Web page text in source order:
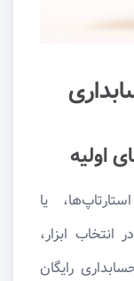
یا
ابزار،
رایگان